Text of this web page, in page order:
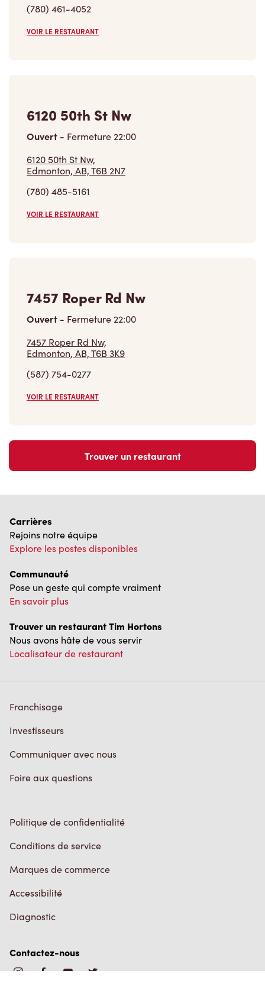
(780) 461-4052
VOIR LE RESTAURANT
6120 50th St Nw
Ouvert - Fermeture22:00
6120 50th St Nw,
Edmonton, AB, T6B 2N7
(780) 485-5161
VOIR LE RESTAURANT
7457 Roper Rd Nw
Ouvert - Fermeture22:00
7457 Roper Rd Nw,
Edmonton, AB, T6B 3K9
(587) 754-0277
VOIR LE RESTAURANT
Trouver un restaurant
Carrières
Rejoins notre équipe
Explore les postes disponibles
Communauté
Pose un geste qui compte vraiment
En savoir plus
Trouver un restaurant Tim Hortons
Nous avons hâte de vous servir
Localisateur de restaurant
Franchisage
Investisseurs
Communiquer avec nous
Foire aux questions
Politique de confidentialité
Conditions de service
Marques de commerce
Accessibilité
Diagnostic
Contactez-nous